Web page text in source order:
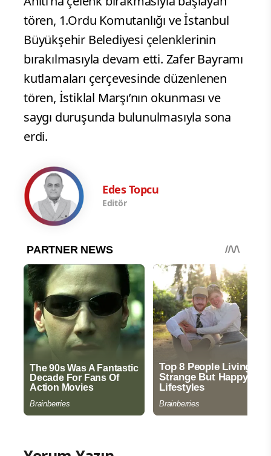
tören, 1.Ordu Komutanlığı ve İstanbul
Büyükşehir Belediyesi çelenklerinin
bırakılmasıyla devam etti. Zafer Bayramı
kutlamaları çerçevesinde düzenlenen
tören, İstiklal Marşı’nın okunması ve
saygı duruşunda bulunulmasıyla sona
erdi.
Edes Topcu
Editör